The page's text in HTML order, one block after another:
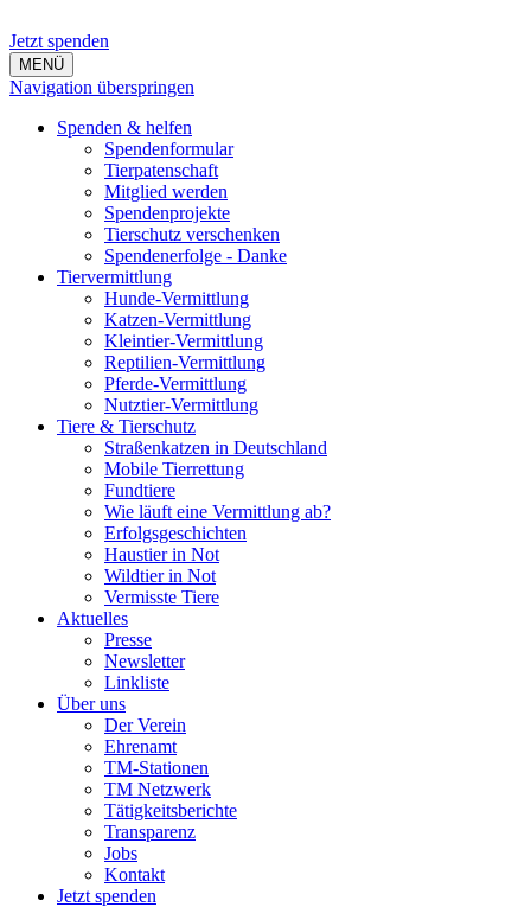
Jetzt spenden
MENÜ
Navigation überspringen
Spenden & helfen
Spendenformular
Tierpatenschaft
Mitglied werden
Spendenprojekte
Tierschutz verschenken
Spendenerfolge - Danke
Tiervermittlung
Hunde-Vermittlung
Katzen-Vermittlung
Kleintier-Vermittlung
Reptilien-Vermittlung
Pferde-Vermittlung
Nutztier-Vermittlung
Tiere & Tierschutz
Straßenkatzen in Deutschland
Mobile Tierrettung
Fundtiere
Wie läuft eine Vermittlung ab?
Erfolgsgeschichten
Haustier in Not
Wildtier in Not
Vermisste Tiere
Aktuelles
Presse
Newsletter
Linkliste
Über uns
Der Verein
Ehrenamt
TM-Stationen
TM Netzwerk
Tätigkeitsberichte
Transparenz
Jobs
Kontakt
Jetzt spenden